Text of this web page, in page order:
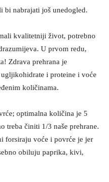
bi nabrajati još unedogled.
kvalitetniji život, potrebno
U prvom redu,
Zdrava prehrana je
i proteine i voće
količinama.
optimalna količina je 5
treba činiti 1/3 naše prehrane.
forsiraju voće i povrće je jer
obiluju paprika, kivi,